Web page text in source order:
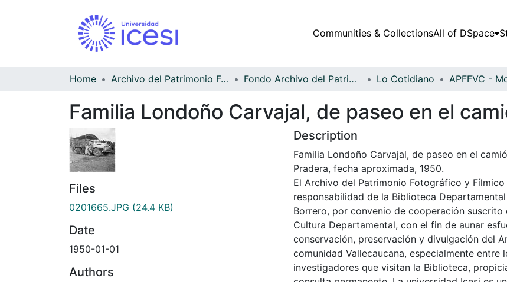
Communities & CollectionsAll of DSpace
Home Archivo del Patrimonio Fotográfico y Fílmico del Valle del Cauca Fondo Archivo del Patrimonio Fotográfico y Fílmico del Valle del Cauca Lo Cotidiano
Familia Londoño Carvajal, de paseo en el
Files
0201665.JPG (24.4 KB)
Date
1950-01-01
Authors
Description
Familia Londoño Carvajal, de paseo en el
Pradera, fecha aproximada, 1950.
El Archivo del Patrimonio Fotográfico y
responsabilidad de la Biblioteca
Borrero, por convenio de cooperación suscrito
Cultura Departamental, con el fin de aunar
conservación, preservación y divulgación del
comunidad Vallecaucana, especialmente entre
investigadores que visitan la Biblioteca,